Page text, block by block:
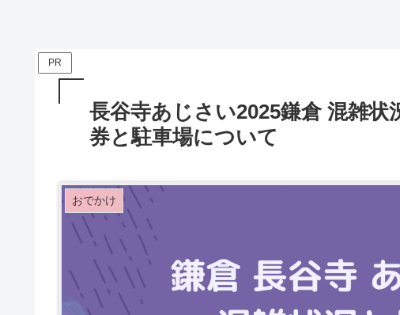
PR
長谷寺あじさい2025鎌倉 混雑
券と駐車場について
おでかけ